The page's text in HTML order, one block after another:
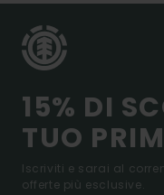
15% DI
TUO
Iscriviti e sarai al
offerte più esclusive.